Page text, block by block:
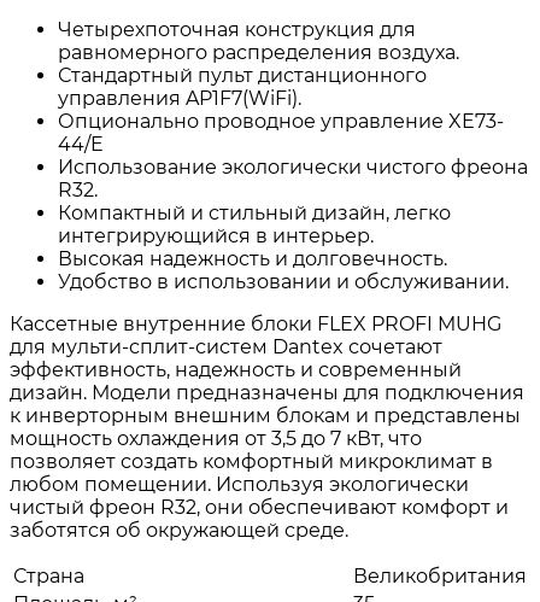
Четырехпоточная конструкция для
равномерного распределения воздуха.
Стандартный пульт дистанционного
управления AP1F7(WiFi).
Опционально проводное управление XE73-
44/E
Использование экологически чистого фреона
R32.
Компактный и стильный дизайн, легко
интегрирующийся в интерьер.
Высокая надежность и долговечность.
Удобство в использовании и обслуживании.
Кассетные внутренние блоки FLEX PROFI MUHG
для мульти-сплит-систем Dantex сочетают
эффективность, надежность и современный
дизайн. Модели предназначены для подключения
к инверторным внешним блокам и представлены
мощность охлаждения от 3,5 до 7 кВт, что
позволяет создать комфортный микроклимат в
любом помещении. Используя экологически
чистый фреон R32, они обеспечивают комфорт и
заботятся об окружающей среде.
Страна
Великобритания